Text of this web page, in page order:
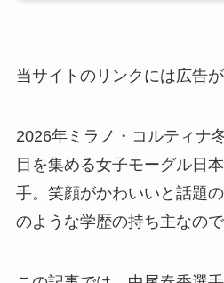
当サイトのリンクには広告
2026年ミラノ・コルティナ
目を集める女子モーグル日
手。笑顔がかわいいと話題
のような学歴の持ち主なの